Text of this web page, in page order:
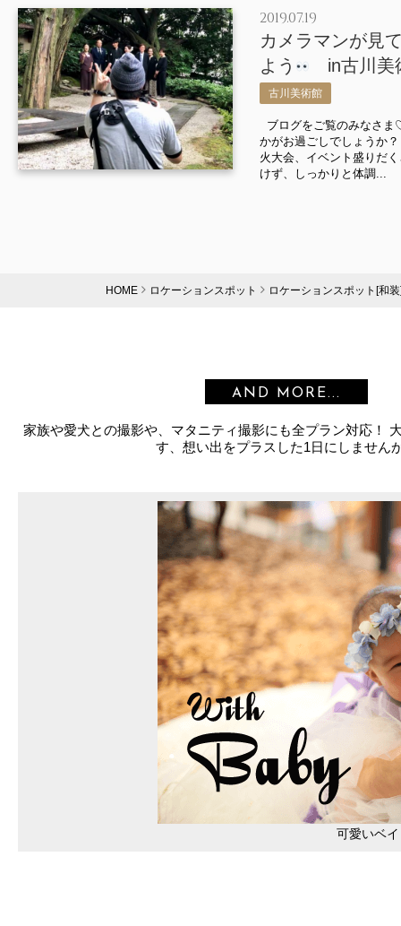
2019.07.19
カメラマンが見
よう
in古川美
古川美術館
ブログをご覧のみなさ
かがお過ごしでしょうか
火大会、イベント盛りだ
けず、しっかりと体調...
HOME ロケーションスポット ロケーションスポット[和
AND MORE...
家族や愛犬との撮影や、マタニティ撮影にも全プラン対応！
す、想い出をプラスした1日にしません
可愛いベ